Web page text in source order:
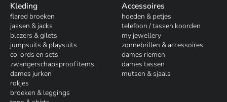
Kleding
flared broeken
jassen & jacks
blazers & gilets
jumpsuits & playsuits
co-ords en sets
zwangerschapsproof items
dames jurken
rokjes
broeken & leggings
Accessoires
hoeden & petjes
telefoon / tassen koorden
my jewellery
zonnebrillen & accessoires
dames riemen
dames tassen
mutsen & sjaals